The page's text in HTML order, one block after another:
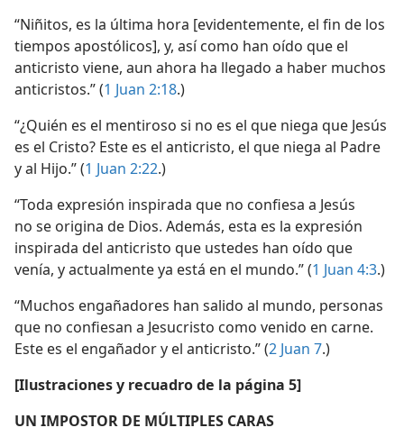
“Niñitos, es la última hora [evidentemente, el fin de los
tiempos apostólicos], y, así como han oído que el
anticristo viene, aun ahora ha llegado a haber muchos
anticristos.” (1 Juan 2:18.)
“¿Quién es el mentiroso si no es el que niega que Jesús
es el Cristo? Este es el anticristo, el que niega al Padre
y al Hijo.” (1 Juan 2:22.)
“Toda expresión inspirada que no confiesa a Jesús
no se origina de Dios. Además, esta es la expresión
inspirada del anticristo que ustedes han oído que
venía, y actualmente ya está en el mundo.” (1 Juan 4:3.)
“Muchos engañadores han salido al mundo, personas
que no confiesan a Jesucristo como venido en carne.
Este es el engañador y el anticristo.” (2 Juan 7.)
[Ilustraciones y recuadro de la página 5]
UN IMPOSTOR DE MÚLTIPLES CARAS